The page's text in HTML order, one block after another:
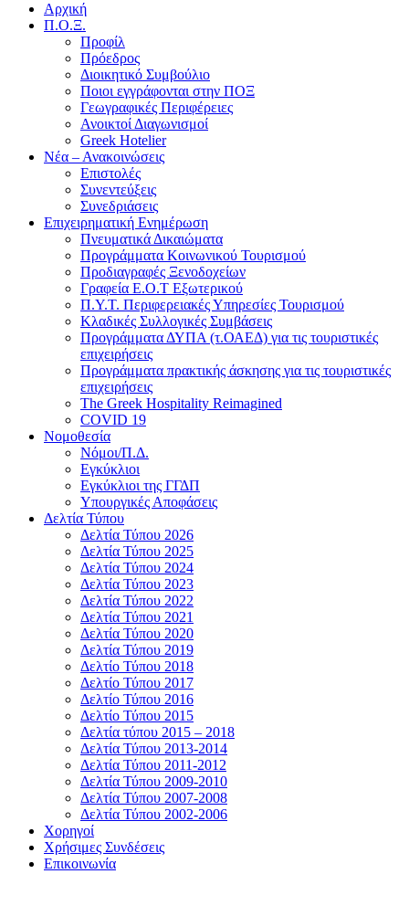
Αρχική
Π.Ο.Ξ.
Προφίλ
Πρόεδρος
Διοικητικό Συμβούλιο
Ποιοι εγγράφονται στην ΠΟΞ
Γεωγραφικές Περιφέρειες
Ανοικτοί Διαγωνισμoί
Greek Hotelier
Νέα – Ανακοινώσεις
Επιστολές
Συνεντεύξεις
Συνεδριάσεις
Επιχειρηματική Ενημέρωση
Πνευματικά Δικαιώματα
Προγράμματα Κοινωνικού Τουρισμού
Προδιαγραφές Ξενοδοχείων
Γραφεία Ε.Ο.Τ Εξωτερικού
Π.Υ.Τ. Περιφερειακές Υπηρεσίες Τουρισμού
Κλαδικές Συλλογικές Συμβάσεις
Προγράμματα ΔΥΠΑ (τ.ΟΑΕΔ) για τις τουριστικές
επιχειρήσεις
Προγράμματα πρακτικής άσκησης για τις τουριστικές
επιχειρήσεις
The Greek Hospitality Reimagined
COVID 19
Νομοθεσία
Νόμοι/Π.Δ.
Εγκύκλιοι
Εγκύκλιοι της ΓΓΔΠ
Υπουργικές Αποφάσεις
Δελτία Τύπου
Δελτία Τύπου 2026
Δελτία Τύπου 2025
Δελτία Τύπου 2024
Δελτία Τύπου 2023
Δελτία Τύπου 2022
Δελτία Τύπου 2021
Δελτία Τύπου 2020
Δελτία Τύπου 2019
Δελτίο Τύπου 2018
Δελτίο Τύπου 2017
Δελτίο Τύπου 2016
Δελτίο Τύπου 2015
Δελτία τύπου 2015 – 2018
Δελτία Τύπου 2013-2014
Δελτία Τύπου 2011-2012
Δελτία Τύπου 2009-2010
Δελτία Τύπου 2007-2008
Δελτία Τύπου 2002-2006
Χορηγοί
Χρήσιμες Συνδέσεις
Επικοινωνία